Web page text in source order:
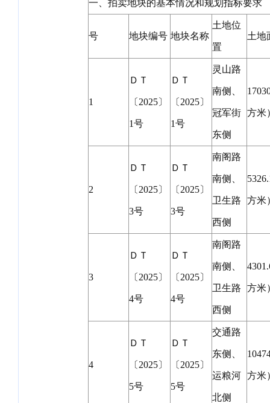
一、拍卖地块的基本情况和规划指标要求
号 地块编号 地块名称
土地位
置
土地
1
ＤＴ
〔2025〕
1号
ＤＴ
〔2025〕
1号
灵山路
南侧、
冠军街
东侧
方米
2
ＤＴ
〔2025〕
3号
ＤＴ
〔2025〕
3号
南阁路
南侧、
卫生路
西侧
方米
3
ＤＴ
〔2025〕
4号
ＤＴ
〔2025〕
4号
南阁路
南侧、
卫生路
西侧
方米
4
ＤＴ
〔2025〕
5号
ＤＴ
〔2025〕
5号
交通路
东侧、
运粮河
北侧
方米